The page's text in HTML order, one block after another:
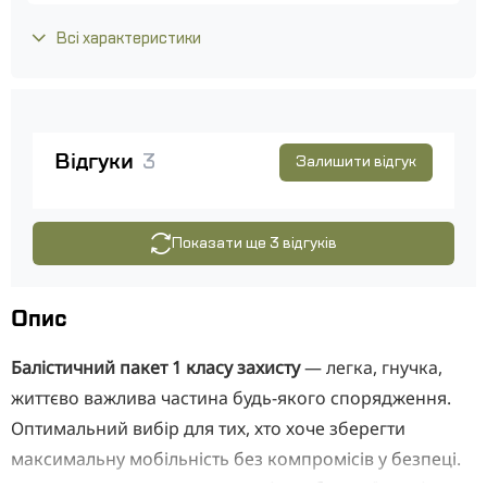
Всі характеристики
Відгуки 3 Залишити відгук
Показати ще 3 відгуків
Опис
Балістичний пакет 1 класу захисту— легка, гнучка,
життєво важлива частина будь-якого спорядження.
Оптимальний вибір для тих, хто хоче зберегти
максимальну мобільність без компромісів у безпеці.